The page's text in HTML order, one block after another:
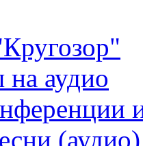
на аудио
(аудио)